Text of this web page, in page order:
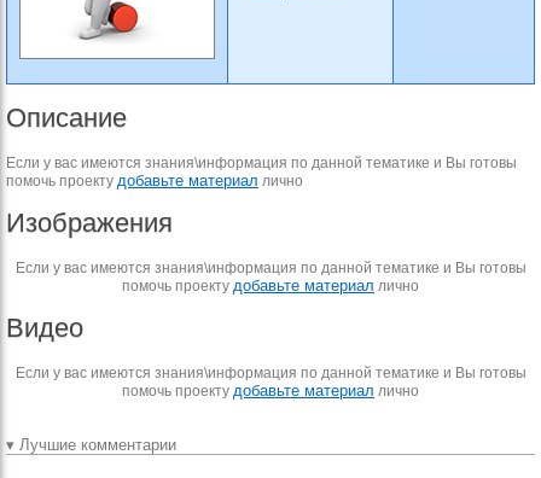
Описание
Если у вас имеются знания\информация по данной тематике и Вы готовы
помочь проекту добавьте материал лично
Изображения
Если у вас имеются знания\информация по данной тематике и Вы готовы
помочь проекту добавьте материал лично
Видео
Если у вас имеются знания\информация по данной тематике и Вы готовы
помочь проекту добавьте материал лично
▾ Лучшие комментарии